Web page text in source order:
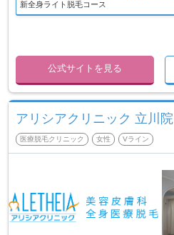
新全身ライト脱毛コース
公式サイトを見る
アリシアクリニック 立川院
医療脱毛クリニック 女性 Vライン